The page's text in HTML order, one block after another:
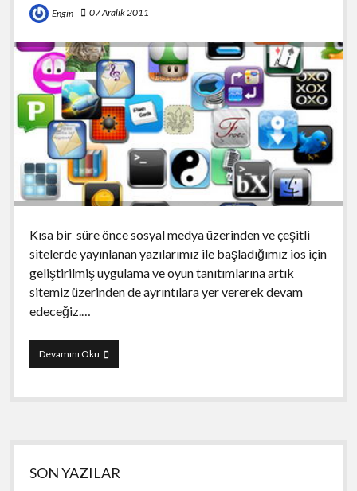
Engin 07 Aralık 2011
Kısa bir süre önce sosyal medya üzerinden ve çeşitli
sitelerde yayınlanan yazılarımız ile başladığımız ios için
geliştirilmiş uygulama ve oyun tanıtımlarına artık
sitemiz üzerinden de ayrıntılara yer vererek devam
edeceğiz.…
Devamını OkuAppMedya
Yayında…
Yan
Menü
SON YAZILAR